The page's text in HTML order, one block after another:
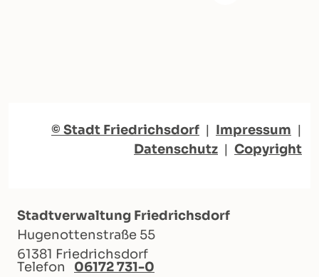
© Stadt Friedrichsdorf | Impressum |
Datenschutz | Copyright
Stadtverwaltung Friedrichsdorf
Hugenottenstraße 55
61381 Friedrichsdorf
Telefon
06172 731-0